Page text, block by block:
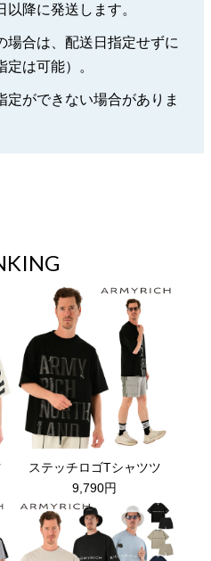
降に発送します。
場合は、配送日指定せずに
は可能）。
ができない場合がありま
ステッチロゴTシャツツ
9,790円